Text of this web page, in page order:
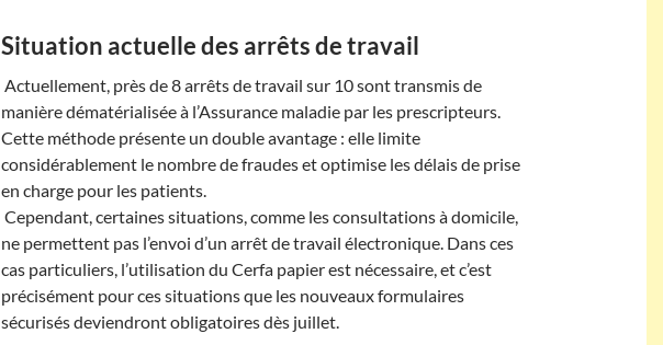
Situation actuelle des arrêts de travail
Actuellement, près de 8 arrêts de travail sur 10 sont transmis de
manière dématérialisée à l’Assurance maladie par les prescripteurs.
Cette méthode présente un double avantage : elle limite
considérablement le nombre de fraudes et optimise les délais de prise
en charge pour les patients.
Cependant, certaines situations, comme les consultations à domicile,
ne permettent pas l’envoi d’un arrêt de travail électronique. Dans ces
cas particuliers, l’utilisation du Cerfa papier est nécessaire, et c’est
précisément pour ces situations que les nouveaux formulaires
sécurisés deviendront obligatoires dès juillet.